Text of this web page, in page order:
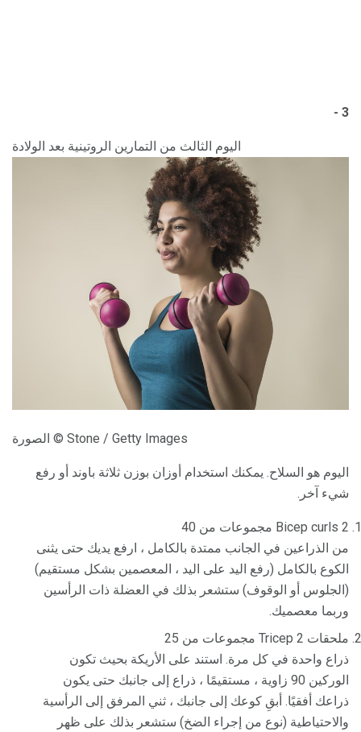
3 -
اليوم الثالث من التمارين الروتينية بعد الولادة
الصورة © Stone / Getty Images
اليوم هو السلاح. يمكنك استخدام أوزان بوزن ثلاثة باوند أو رفع
شيء آخر.
Bicep curls 2 مجموعات من 40
من الذراعين في الجانب ممتدة بالكامل ، ارفع يديك حتى يثنى
الكوع بالكامل (رفع اليد على اليد ، المعصمين بشكل مستقيم)
(الجلوس أو الوقوف) ستشعر بذلك في العضلة ذات الرأسين
وربما معصميك.
ملحقات Tricep 2 مجموعات من 25
ذراع واحدة في كل مرة. استند على الأريكة بحيث تكون
الوركين 90 زاوية ، مستقيمًا ، ذراع إلى جانبك حتى يكون
ذراعك أفقيًا. أبقِ كوعك إلى جانبك ، ثني المرفق إلى الرأسية
والاحتياطية (نوع من إجراء الضخ) ستشعر بذلك على ظهر